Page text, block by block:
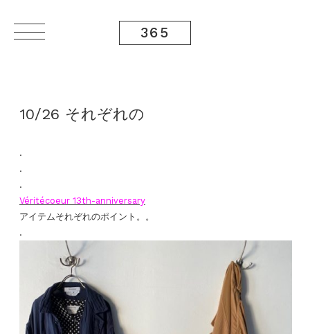
365
10/26 それぞれの
.
.
.
Véritécoeur 13th-anniversary
アイテムそれぞれのポイント。。
.